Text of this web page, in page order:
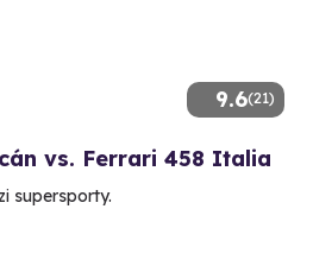
9.6(21)
vs. Ferrari 458 Italia
supersporty.